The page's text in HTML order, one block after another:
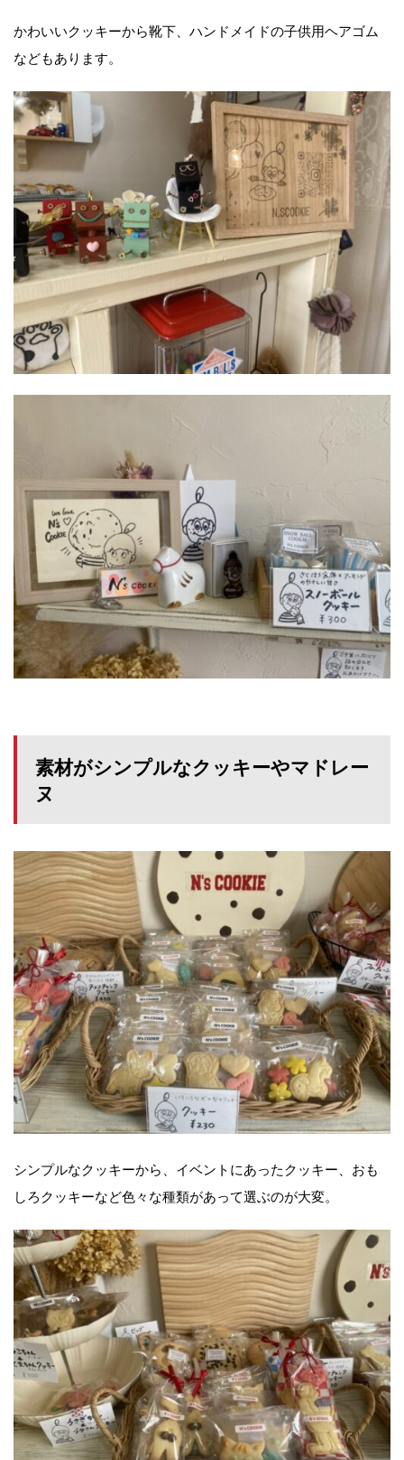
かわいいクッキーから靴下、ハンドメイドの子供用ヘアゴム
などもあります。
素材がシンプルなクッキーやマドレー
ヌ
シンプルなクッキーから、イベントにあったクッキー、おも
しろクッキーなど色々な種類があって選ぶのが大変。